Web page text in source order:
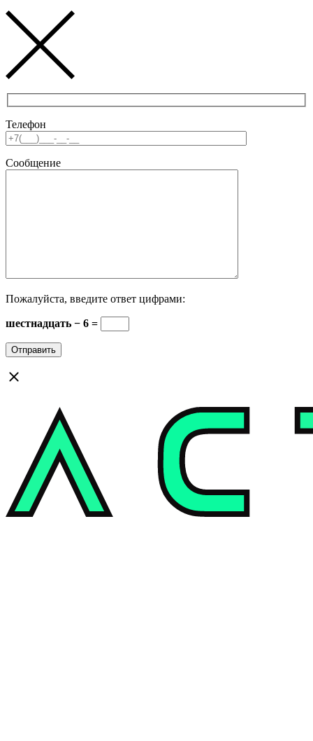
Телефон
Сообщение
Пожалуйста, введите ответ цифрами:
шестнадцать − 6 =